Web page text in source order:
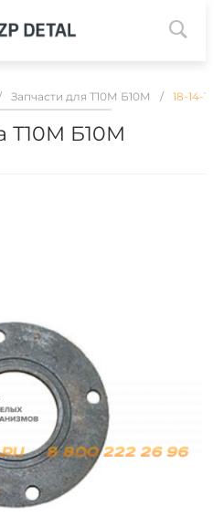
Запчасти для Т10М Б10М / 18-14-
Т10М Б10М